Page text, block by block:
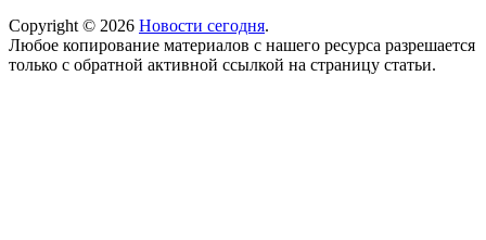
Copyright © 2026 Новости сегодня.
Любое копирование материалов с нашего ресурса разрешается
только с обратной активной ссылкой на страницу статьи.